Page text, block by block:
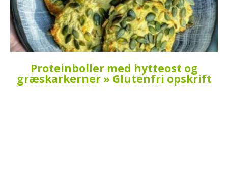
Proteinboller med hytteost og
græskarkerner » Glutenfri opskrift